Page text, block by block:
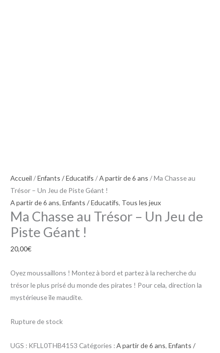
Accueil /Enfants / Educatifs /A partir de 6 ans / Ma Chasse au
Trésor – Un Jeu de Piste Géant !
A partir de 6 ans,Enfants / Educatifs, Tous les jeux
Ma Chasse au Trésor – Un Jeu de
Piste Géant !
20,00€
Oyez moussaillons ! Montez à bord et partez à la recherche du
trésor le plus prisé du monde des pirates ! Pour cela, direction la
mystérieuse île maudite.
Rupture de stock
UGS : KFLL0THB4153 Catégories :A partir de 6 ans,Enfants /